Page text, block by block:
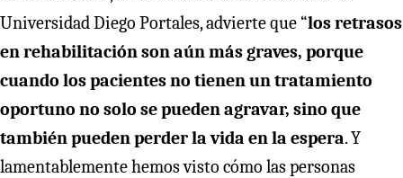
Universidad Diego Portales, advierte que “los retrasos
en rehabilitación son aún más graves, porque
cuando los pacientes no tienen un tratamiento
oportuno no solo se pueden agravar, sino que
también pueden perder la vida en la espera. Y
lamentablemente hemos visto cómo las personas